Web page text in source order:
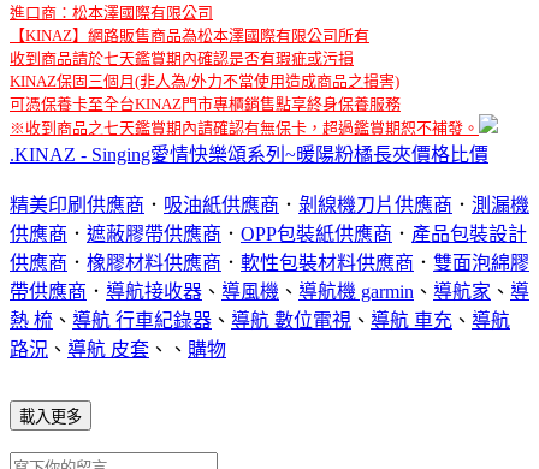
進口商：松本澤國際有限公司
【KINAZ】網路販售商品為松本澤國際有限公司所有
收到商品請於七天鑑賞期內確認是否有瑕疵或污損
KINAZ保固三個月(非人為/外力不當使用造成商品之損害)
可憑保養卡至全台KINAZ門市專櫃銷售點享終身保養服務
※收到商品之七天鑑賞期內請確認有無保卡，超過鑑賞期恕不補發。
.KINAZ - Singing愛情快樂頌系列~暖陽粉橘長夾價格比價
精美印刷供應商 ． 吸油紙供應商 ． 剝線機刀片供應商 ． 測漏機
供應商 ． 遮蔽膠帶供應商 ． OPP包裝紙供應商 ． 產品包裝設計
供應商 ． 橡膠材料供應商 ． 軟性包裝材料供應商 ． 雙面泡綿膠
帶供應商 ． 導航接收器 、 導風機 、 導航機 garmin 、 導航家 、 導
熱 梳 、 導航 行車紀錄器 、 導航 數位電視 、 導航 車充 、 導航
路況 、 導航 皮套 、、 購物
載入更多